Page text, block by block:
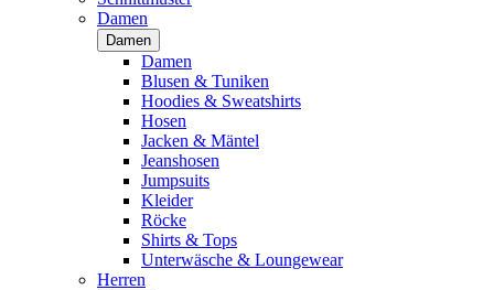
Damen
Damen
Damen
Blusen & Tuniken
Hoodies & Sweatshirts
Hosen
Jacken & Mäntel
Jeanshosen
Jumpsuits
Kleider
Röcke
Shirts & Tops
Unterwäsche & Loungewear
Herren